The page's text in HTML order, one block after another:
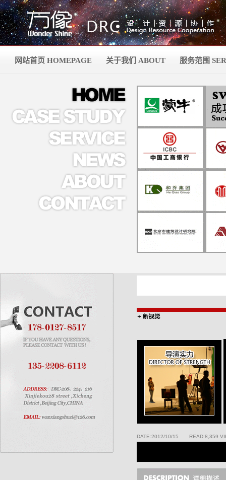
网站首页 HOMEPAGE 关于我们 ABOUT 服务范围
DATE:2012/10/15 READ:8,359